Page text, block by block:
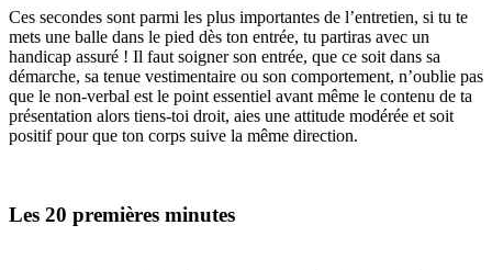
Ces secondes sont parmi les plus importantes de l’entretien, si tu te
mets une balle dans le pied dès ton entrée, tu partiras avec un
handicap assuré ! Il faut soigner son entrée, que ce soit dans sa
démarche, sa tenue vestimentaire ou son comportement, n’oublie pas
que le non-verbal est le point essentiel avant même le contenu de ta
présentation alors tiens-toi droit, aies une attitude modérée et soit
positif pour que ton corps suive la même direction.
Les 20 premières minutes